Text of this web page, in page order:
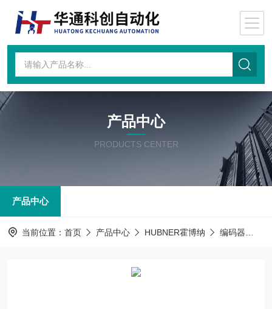
产品中心
PRODUCTS CENTER
产品中心
当前位置： 首页 产品中心 HUBNER霍博纳 编码器